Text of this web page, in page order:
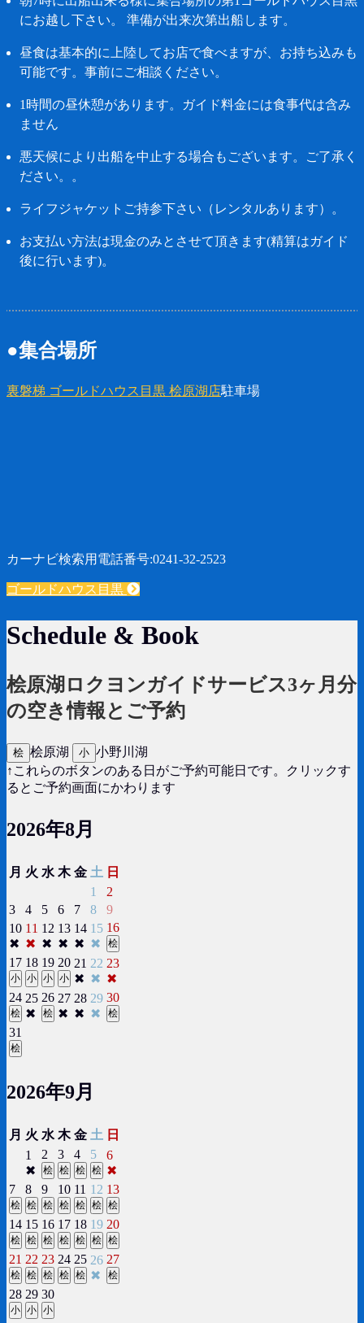
にお越し下さい。 準備が出来次第出船します。
昼食は基本的に上陸してお店で食べますが、お持ち込みも
可能です。事前にご相談ください。
1時間の昼休憩があります。ガイド料金には食事代は含み
ません
悪天候により出船を中止する場合もございます。ご了承く
ださい。。
ライフジャケットご持参下さい（レンタルあります）。
お支払い方法は現金のみとさせて頂きます(精算はガイド
後に行います)。
●集合場所
裏磐梯 ゴールドハウス目黒 桧原湖店駐車場
カーナビ検索用電話番号:0241-32-2523
ゴールドハウス目黒
Schedule & Book
桧原湖ロクヨンガイドサービス3ヶ月分
の空き情報とご予約
桧 桧原湖 小 小野川湖
↑これらのボタンのある日がご予約可能日です。クリックす
るとご予約画面にかわります
2026年8月
月 火 水 木 金 土 日
1
2
3
4 5 6 7 8
9
10
✖
11
✖
12
✖
13
✖
14
✖
15
✖
16
桧
17
小
18
小
19
小
20
小
21
✖
22
✖
23
✖
24
桧
25
✖
26
桧
27
✖
28
✖
29
✖
30
桧
31
桧
2026年9月
月 火 水 木 金 土 日
1
✖
2
桧
3
桧
4
桧
5
桧
6
✖
7
桧
8
桧
9
桧
10
桧
11
桧
12
桧
13
桧
14
桧
15
桧
16
桧
17
桧
18
桧
19
桧
20
桧
21
桧
22
桧
23
桧
24
桧
25
桧
26
✖
27
桧
28
小
29
小
30
小